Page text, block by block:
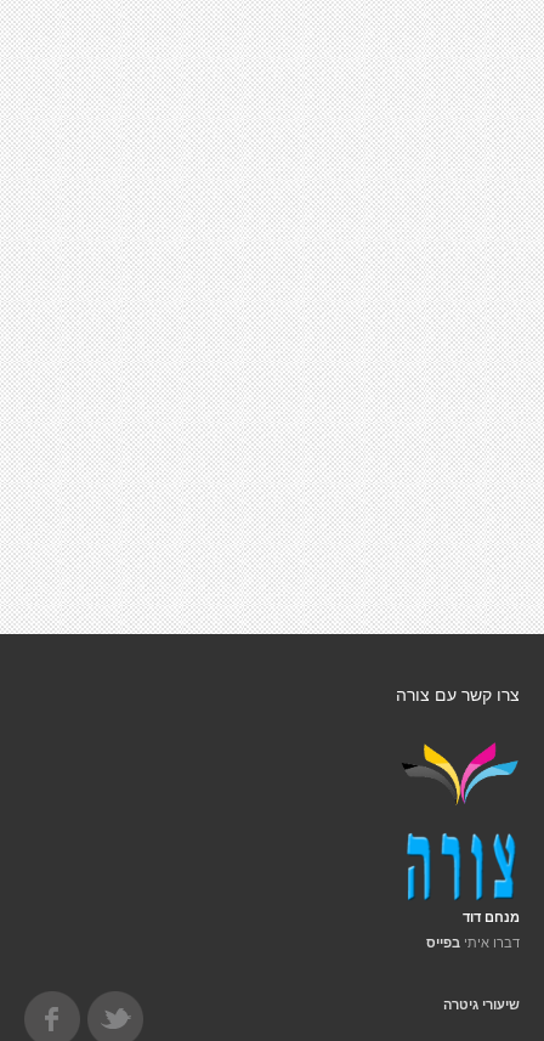
צרו קשר עם צורה
מנחם דוד
דברו איתי בפייס
שיעורי גיטרה